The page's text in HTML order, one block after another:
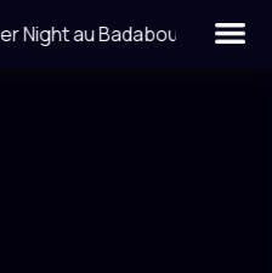
Night au Badaboum